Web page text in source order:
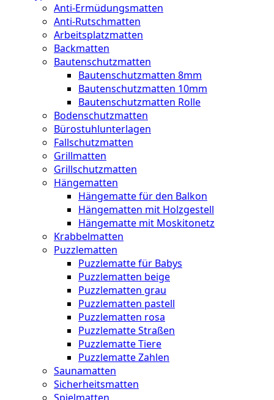
Anti-Ermüdungsmatten
Anti-Rutschmatten
Arbeitsplatzmatten
Backmatten
Bautenschutzmatten
Bautenschutzmatten 8mm
Bautenschutzmatten 10mm
Bautenschutzmatten Rolle
Bodenschutzmatten
Bürostuhlunterlagen
Fallschutzmatten
Grillmatten
Grillschutzmatten
Hängematten
Hängematte für den Balkon
Hängematten mit Holzgestell
Hängematte mit Moskitonetz
Krabbelmatten
Puzzlematten
Puzzlematte für Babys
Puzzlematten beige
Puzzlematten grau
Puzzlematten pastell
Puzzlematten rosa
Puzzlematte Straßen
Puzzlematte Tiere
Puzzlematte Zahlen
Saunamatten
Sicherheitsmatten